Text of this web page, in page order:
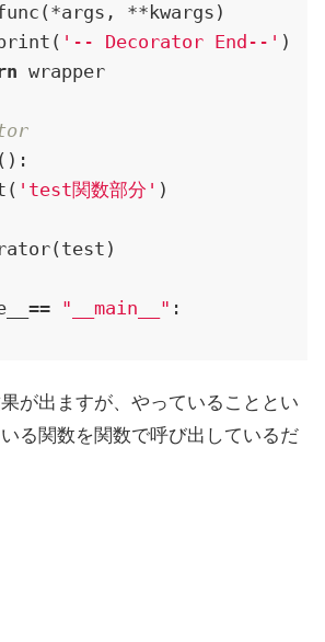
**kwargs)
'-- Decorator End--' )
wrapper
() :
'test関数部分' )
"__main__" :
が出ますが、やっていることとい
る関数を関数で呼び出しているだ